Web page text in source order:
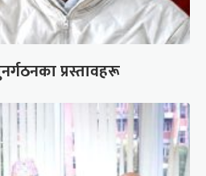
प्रस्तावहरू